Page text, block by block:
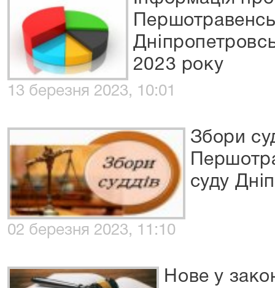
2023 року
13 березня 2023, 10:01
Збори
суду
02 березня 2023, 11:10
Нове у